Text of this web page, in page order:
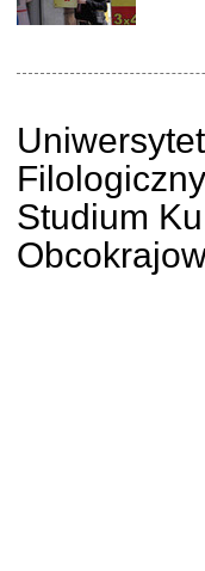
Filologiczny
Studium